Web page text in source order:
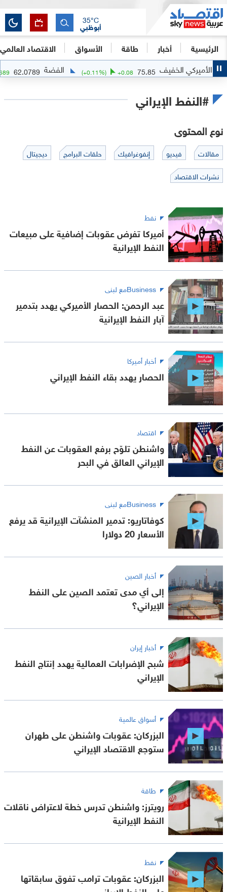
الرئيسية أخبار طاقة الأسواق الاقتصاد العالمي
أبوظبي
35°C
الخفيف 75.85
+0.08
(+0.11%) الفضة 62.0789
+2.5689
#النفط الإيراني
نوع المحتوى
مقالات فيديو إنفوغرافيك حلقات البرامج
ديجيتال
نشرات الاقتصاد
نفط
أميركا تفرض عقوبات إضافية على مبيعات
النفط الإيرانية
Businessمع لبنى
عبد الرحمن: الحصار الأميركي يهدد بتدمير
آبار النفط الإيرانية
أخبار أميركا
الحصار يهدد بقاء النفط الإيراني
اقتصاد
واشنطن تلوّح برفع العقوبات عن النفط
الإيراني العالق في البحر
Businessمع لبنى
كوفاتاريو: تدمير المنشآت الإيرانية قد يرفع
الأسعار 20 دولارا
أخبار الصين
إلى أي مدى تعتمد الصين على النفط
الإيراني؟
أخبار إيران
شبح الإضرابات العمالية يهدد إنتاج النفط
الإيراني
أسواق عالمية
البزركان: عقوبات واشنطن على طهران
ستوجع الاقتصاد الإيراني
طاقة
رويترز: واشنطن تدرس خطة لاعتراض ناقلات
النفط الإيرانية
نفط
البزركان: عقوبات ترامب تفوق سابقاتها